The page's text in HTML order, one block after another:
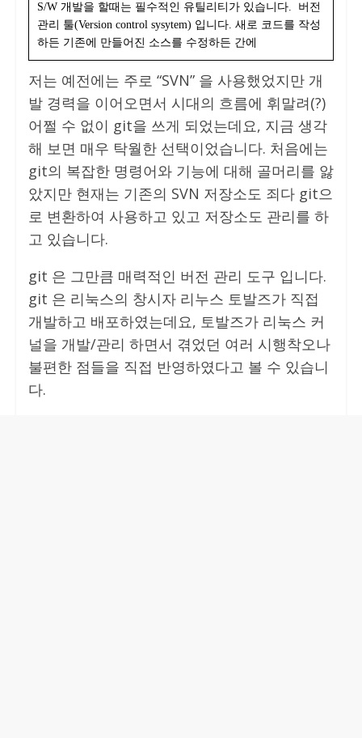
S/W 개발을 할때는 필수적인 유틸리티가 있습니다. 버전
관리 툴(Version control sysytem) 입니다. 새로 코드를 작성
하든 기존에 만들어진 소스를 수정하든 간에
저는 예전에는 주로 “SVN” 을 사용했었지만 개
발 경력을 이어오면서 시대의 흐름에 휘말려(?)
어쩔 수 없이 git을 쓰게 되었는데요, 지금 생각
해 보면 매우 탁월한 선택이었습니다. 처음에는
git의 복잡한 명령어와 기능에 대해 골머리를 앓
았지만 현재는 기존의 SVN 저장소도 죄다 git으
로 변환하여 사용하고 있고 저장소도 관리를 하
고 있습니다.
git 은 그만큼 매력적인 버전 관리 도구 입니다.
git 은 리눅스의 창시자 리누스 토발즈가 직접
개발하고 배포하였는데요, 토발즈가 리눅스 커
널을 개발/관리 하면서 겪었던 여러 시행착오나
불편한 점들을 직접 반영하였다고 볼 수 있습니
다.